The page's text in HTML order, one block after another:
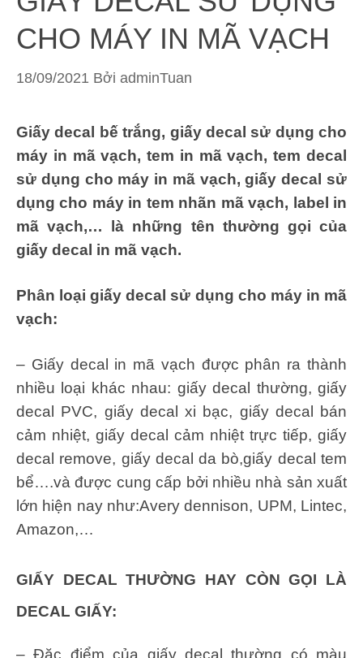
CHO MÁY IN MÃ VẠCH
18/09/2021 Bởi adminTuan
Giấy decal bế trắng, giấy decal sử dụng cho
máy in mã vạch, tem in mã vạch, tem decal
sử dụng cho máy in mã vạch, giấy decal sử
dụng cho máy in tem nhãn mã vạch, label in
mã vạch,… là những tên thường gọi của
giấy decal in mã vạch.
Phân loại giấy decal sử dụng cho máy in mã
vạch:
– Giấy decal in mã vạch được phân ra thành
nhiều loại khác nhau: giấy decal thường, giấy
decal PVC, giấy decal xi bạc, giấy decal bán
cảm nhiệt, giấy decal cảm nhiệt trực tiếp, giấy
decal remove, giấy decal da bò,giấy decal tem
bể….và được cung cấp bởi nhiều nhà sản xuất
lớn hiện nay như:Avery dennison, UPM, Lintec,
Amazon,…
GIẤY DECAL THƯỜNG HAY CÒN GỌI LÀ
DECAL GIẤY:
– Đặc điểm của giấy decal thường có màu